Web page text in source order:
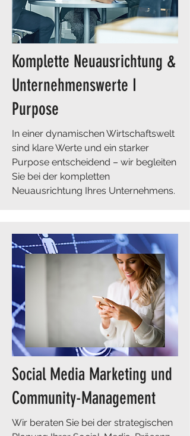
Komplette Neuausrichtung &
Unternehmenswerte I
Purpose
In einer dynamischen Wirtschaftswelt
sind klare Werte und ein starker
Purpose entscheidend – wir begleiten
Sie bei der kompletten
Neuausrichtung Ihres Unternehmens.
Social Media Marketing und
Community-Management
Wir beraten Sie bei der strategischen